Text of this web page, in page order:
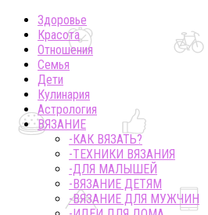
Здоровье
Красота
Отношения
Семья
Дети
Кулинария
Астрология
ВЯЗАНИЕ
-КАК ВЯЗАТЬ?
-ТЕХНИКИ ВЯЗАНИЯ
-ДЛЯ МАЛЫШЕЙ
-ВЯЗАНИЕ ДЕТЯМ
-ВЯЗАНИЕ ДЛЯ МУЖЧИН